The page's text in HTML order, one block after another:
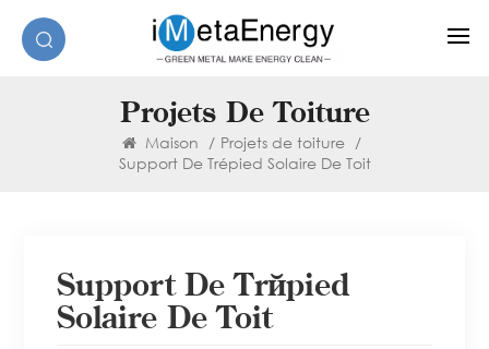
Projets De Toiture
Maison / Projets de toiture /
Support De Trépied Solaire De Toit
Support De Trépied
Solaire De Toit